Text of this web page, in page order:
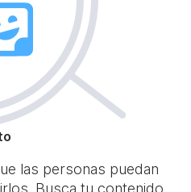
las personas puedan
Busca tu contenido